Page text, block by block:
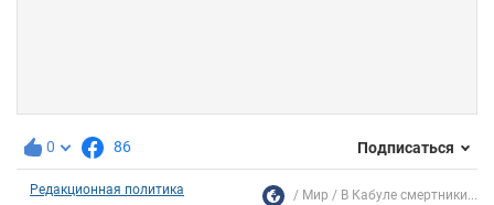
0 86 Подписаться
Редакционная политика Мир В Кабуле смертники...